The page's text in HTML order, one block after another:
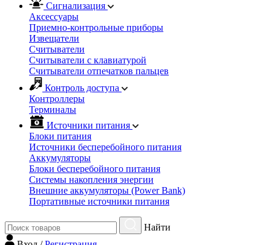
Сигнализация
Аксессуары
Приемно-контрольные приборы
Извещатели
Считыватели
Cчитыватели с клавиатурой
Cчитыватели отпечатков пальцев
Контроль доступа
Контроллеры
Терминалы
Источники питания
Блоки питания
Источники бесперебойного питания
Аккумуляторы
Блоки бесперебойного питания
Системы накопления энергии
Внешние аккумуляторы (Power Bank)
Портативные источники питания
Найти